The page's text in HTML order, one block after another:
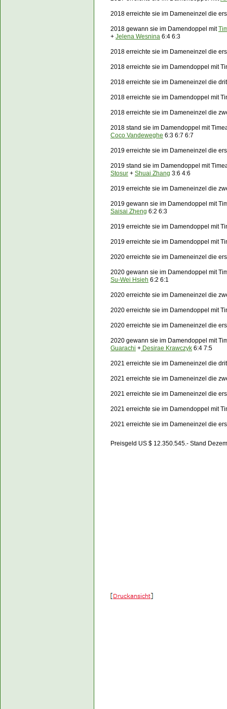
2018 erreichte sie im Dameneinzel die
2018 gewann sie im Damendoppel mit
+ Jelena Wesnina 6:4 6:3
2018 erreichte sie im Dameneinzel die
2018 erreichte sie im Damendoppel mit
2018 erreichte sie im Dameneinzel die
2018 erreichte sie im Damendoppel mit
2018 erreichte sie im Dameneinzel die
2018 stand sie im Damendoppel mit
Coco Vandeweghe 6:3 6:7 6:7
2019 erreichte sie im Dameneinzel die
2019 stand sie im Damendoppel mit
Stosur + Shuai Zhang 3:6 4:6
2019 erreichte sie im Dameneinzel die
2019 gewann sie im Damendoppel mit
Saisai Zheng 6:2 6:3
2019 erreichte sie im Damendoppel mit
2019 erreichte sie im Damendoppel mit
2020 erreichte sie im Dameneinzel die
2020 gewann sie im Damendoppel mit
Su-Wei Hsieh 6:2 6:1
2020 erreichte sie im Dameneinzel die
2020 erreichte sie im Damendoppel mit
2020 erreichte sie im Dameneinzel die
2020 gewann sie im Damendoppel mit
Guarachi + Desirae Krawczyk 6:4 7:5
2021 erreichte sie im Dameneinzel die
2021 erreichte sie im Dameneinzel die
2021 erreichte sie im Dameneinzel die
2021 erreichte sie im Damendoppel mit
2021 erreichte sie im Dameneinzel die
Preisgeld US $ 12.350.545.- Stand